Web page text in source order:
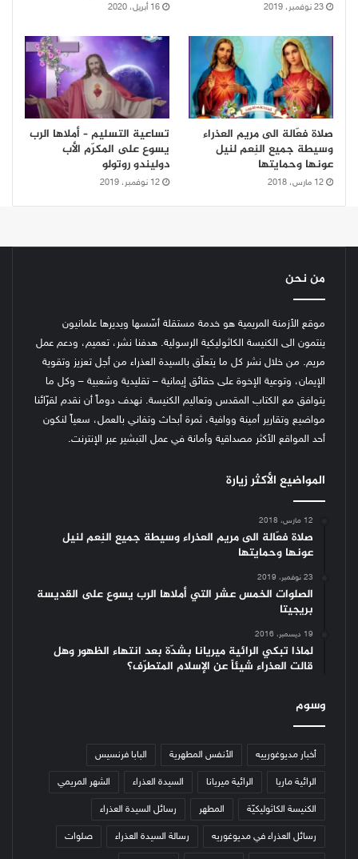
23 نوفمبر، 2019 16 أبريل، 2020
صلاة فعّالة الى مريم العذراء
وسيطة جميع النِعم لنيل
عونها وحمايتها
12 مارس، 2018
تساعية التسليم – أملاها الرب
يسوع على المكرّم الأب
دوليندو روتولو
12 نوفمبر، 2019
من نحن
موقع الأزمنة المريمية هو خدمة مستقلة أسّسها ويديرها علمانيون
ينتمون الى الكنيسة الكاثوليكية الرسولية. هدفنا نشر، تعميم، ودعم عمل
مريم. من خلال نشر كل ما يتعلّق بالسيدة العذراء من أجل تعزيز وتقوية
الإيمان، وتوعية الإخوة على حقائق إيمانية – تقليدية وشعبية – وكل ما
يتوافق مع الكتاب المقدس وتعاليم الكنيسة. نهدف دوماً أن نقدم لقرّائنا
مواضيع وتقارير أمينة ووافية، ثمرة أبحاث وتفاني بالعمل، سعياً لنكون
أحد المواقع الأكثر مصداقية وأمانة في عمل التبشير عبر الإنترنت.
المواضيع الأكثر زيارة
12 مارس، 2018
صلاة فعّالة الى مريم العذراء وسيطة جميع النِعم لنيل
عونها وحمايتها
23 نوفمبر، 2019
الصلوات الخمس عشر التي أملاها الرب يسوع على القديسة
بريجيتا
19 ديسمبر، 2016
لماذا تبكي الرائية ميريانا بشدّة بعد انتهاء الظهور وهل
قالت العذراء شيئاً عن الإسلام المتطرّف؟
وسوم
أخبار مديوغورييه الأنفس المطهرية البابا فرنسيس
الرائية ماريا الرائية ميريانا السيدة العذراء الشهر المريمي
الكنيسة الكاثوليكيّة المطهر رسائل السيدة العذراء
رسائل العذراء في مديوغوريه رسالة السيدة العذراء صلوات